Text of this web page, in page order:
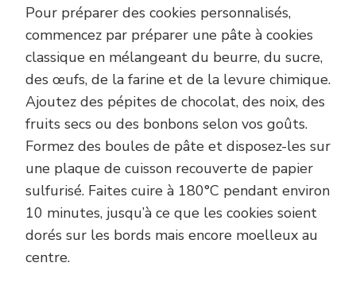
Pour préparer des cookies personnalisés,
commencez par préparer une pâte à cookies
classique en mélangeant du beurre, du sucre,
des œufs, de la farine et de la levure chimique.
Ajoutez des pépites de chocolat, des noix, des
fruits secs ou des bonbons selon vos goûts.
Formez des boules de pâte et disposez-les sur
une plaque de cuisson recouverte de papier
sulfurisé. Faites cuire à 180°C pendant environ
10 minutes, jusqu’à ce que les cookies soient
dorés sur les bords mais encore moelleux au
centre.